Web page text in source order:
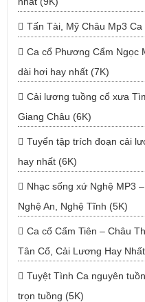
Tấn Tài, Mỹ Châu Mp3
Ca cổ Phương Cẩm Ngọc
dài hơi hay nhất (7K)
Cải lương tuồng cổ xưa
Giang Châu (6K)
Tuyển tập trích đoạn cải
hay nhất (6K)
Nhạc sống xứ Nghệ MP3
Nghệ An, Nghệ Tĩnh (5K)
Ca cổ Cẩm Tiên – Châu
Tân Cổ, Cải Lương Hay
Tuyệt Tình Ca nguyên
trọn tuồng (5K)